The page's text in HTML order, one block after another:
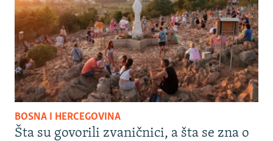
BOSNA I HERCEGOVINA
Šta su govorili zvaničnici, a šta se zna o